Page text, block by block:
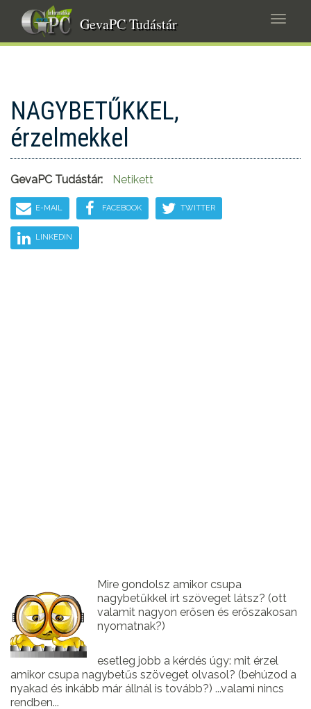
tartalomra
GevaPC Tudástár
NAGYBETŰKKEL,
érzelmekkel
GevaPC Tudástár: Netikett
E-MAIL FACEBOOK TWITTER
LINKEDIN
Mire gondolsz amikor csupa
nagybetűkkel írt szöveget látsz? (ott
valamit nagyon erősen és erőszakosan
nyomatnak?)
esetleg jobb a kérdés úgy: mit érzel
amikor csupa nagybetűs szöveget olvasol? (behúzod a
nyakad és inkább már állnál is tovább?) ...valami nincs
rendben...